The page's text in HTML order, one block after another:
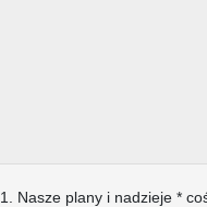
1. Nasze plany i nadzieje *